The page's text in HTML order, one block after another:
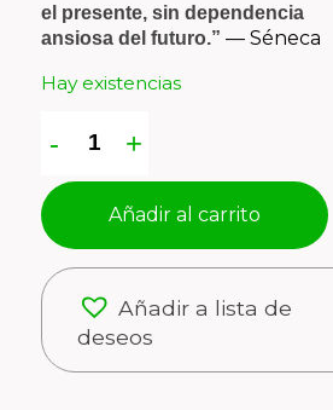
el presente, sin dependencia
ansiosa del futuro.” — Séneca
Hay existencias
Añadir al carrito
Añadir a lista de
deseos